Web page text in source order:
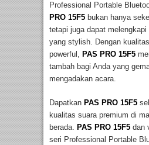
Professional Portable
PRO 15F5 bukan hanya
tetapi juga dapat melengkapi
yang stylish. Dengan
powerful, PAS PRO 15F5
tambah bagi Anda yang
mengadakan acara.
Dapatkan PAS PRO 15F5
kualitas suara premium di
berada. PAS PRO 15F5 dan
seri Professional Portable